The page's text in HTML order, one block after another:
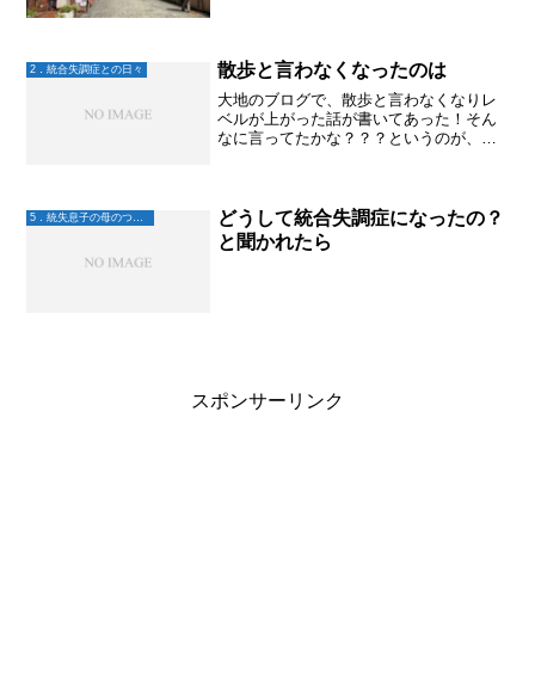
検査することになった。わ...
2．統合失調症との日々 散歩と言わなくなったのは
大地のブログで、散歩と言わなくなりレ
ベルが上がった話が書いてあった！そん
なに言ってたかな？？？というのが、正
残る。しかも、散歩の話...
どうして統合失調症になったの？
と聞かれたら
スポンサーリンク